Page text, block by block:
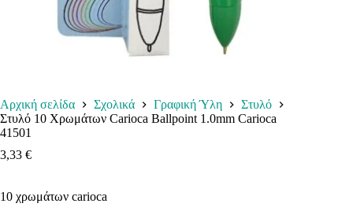
Αρχική σελίδα Σχολικά Γραφική Ύλη
Στυλό
Στυλό 10 Χρωμάτων Carioca Ballpoint 1.0mm Carioca
41501
3,33 €
10 χρωμάτων carioca